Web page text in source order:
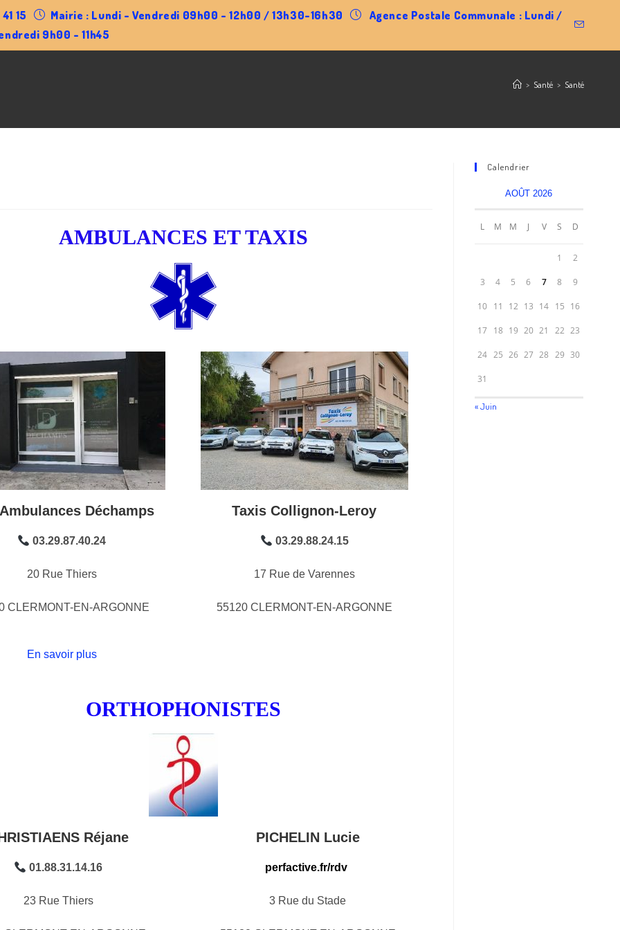
15 Mairie : Lundi - Vendredi 09h00 - 12h00 / 13h30-16h30
Agence Postale Communale : Lundi /
9h00 - 11h45
> Santé > Santé
AMBULANCES ET TAXIS
Déchamps
03.29.87.40.24
20 Rue Thiers
CLERMONT-EN-ARGONNE
En savoir plus
Taxis Collignon-Leroy
03.29.88.24.15
17 Rue de Varennes
55120 CLERMONT-EN-ARGONNE
ORTHOPHONISTES
Réjane
01.88.31.14.16
23 Rue Thiers
PICHELIN Lucie
perfactive.fr/rdv
3 Rue du Stade
Calendrier
AOÛT 2026
L M M J V S D
1 2
3 4 5 6 7 8 9
10 11 12 13 14 15 16
17 18 19 20 21 22 23
24 25 26 27 28 29 30
31
« Juin